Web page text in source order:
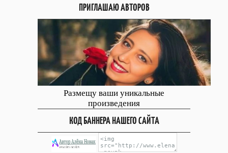
ПРИГЛАШАЮ АВТОРОВ
Размещу ваши уникальные
произведения
КОД БАННЕРА НАШЕГО САЙТА